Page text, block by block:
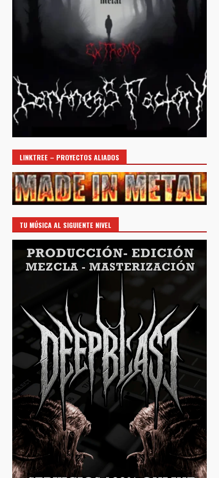
LINKTREE – PROYECTOS ALIADOS
TU MÚSICA AL SIGUIENTE NIVEL